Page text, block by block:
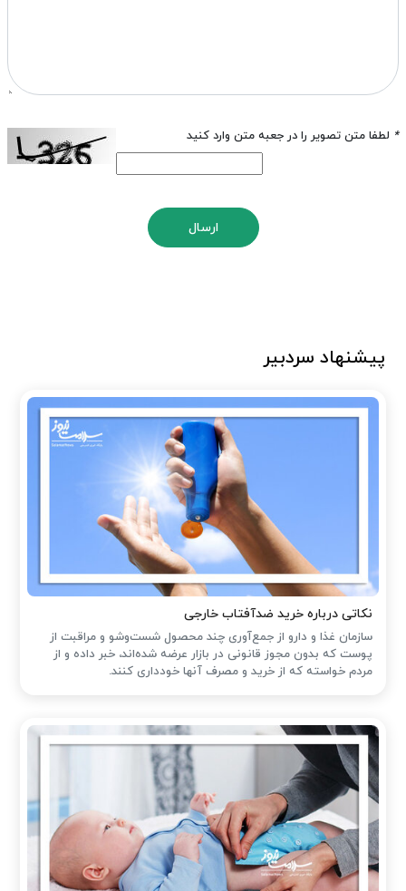
* لطفا متن تصویر را در جعبه متن وارد کنید
ارسال
پیشنهاد سردبیر
نکاتی درباره خرید ضدآفتاب خارجی
سازمان غذا و دارو از جمع‌آوری چند محصول شست‌وشو و مراقبت از
پوست که بدون مجوز قانونی در بازار عرضه شده‌اند، خبر داده و از
مردم خواسته که از خرید و مصرف آنها خودداری کنند.